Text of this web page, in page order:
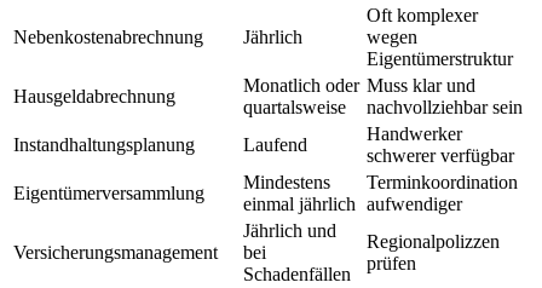
Nebenkostenabrechnung Jährlich
Oft komplexer
wegen
Eigentümerstruktur
Hausgeldabrechnung
Monatlich oder
quartalsweise
Muss klar und
nachvollziehbar sein
Instandhaltungsplanung
Laufend
Handwerker
schwerer verfügbar
Eigentümerversammlung
Mindestens
einmal jährlich
Terminkoordination
aufwendiger
Versicherungsmanagement
Jährlich und
bei
Schadenfällen
Regionalpolizzen
prüfen